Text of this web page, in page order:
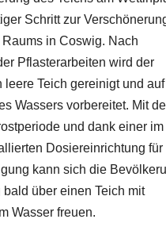
Schritt zur
in Coswig. Nach
Pflasterarbeiten wird der
leere Teich gereinigt und
Wassers vorbereitet. Mit
und dank einer im
Dosiereinrichtung für
kann sich die
über einen Teich mit
Wasser freuen.